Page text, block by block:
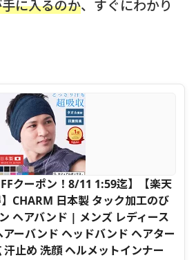
に入るのか、すぐにわかり
クーポン！8/11 1:59迄】【楽天
CHARM 日本製 タック加工のび
ヘアバンド | メンズ レディース
ーバンド ヘッドバンド ヘアター
止め 洗顔 ヘルメットインナー